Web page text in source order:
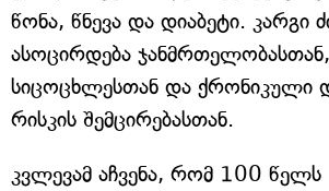
წონა, წნევა და დიაბეტი. კარგი
ასოცირდება
სიცოცხლესთან და ქრონიკული
რისკის შემცირებასთან.
კვლევამ აჩვენა, რომ 100 წელს